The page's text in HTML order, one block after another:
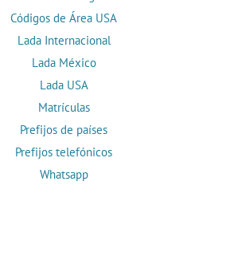
Códigos de Área USA
Lada Internacional
Lada México
Lada USA
Matrículas
Prefijos de países
Prefijos telefónicos
Whatsapp